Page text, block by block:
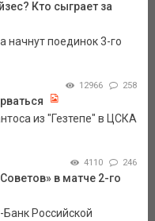
Кто сыграет за
начнут поединок 3-го
12966 258
из "Гезтепе" в ЦСКА
4110 246
в матче 2-го
Российской